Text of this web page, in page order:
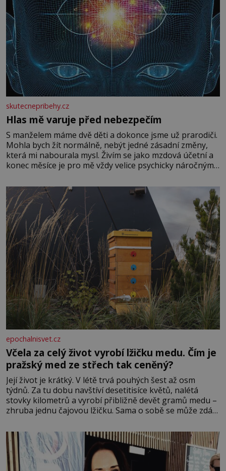
skutecnepribehy.cz
Hlas mě varuje před nebezpečím
S manželem máme dvě děti a dokonce jsme už prarodiči.
Mohla bych žít normálně, nebýt jedné zásadní změny,
která mi nabourala mysl. Živím se jako mzdová účetní a
konec měsíce je pro mě vždy velice psychicky náročným
dál častěji volá o pomoc, co se hlídání týče. Dalo by se
epochalnisvet.cz
Včela za celý život vyrobí lžičku medu. Čím je
pražský med ze střech tak ceněný?
Její život je krátký. V létě trvá pouhých šest až osm
týdnů. Za tu dobu navštíví desetitisíce květů, nalétá
stovky kilometrů a vyrobí přibližně devět gramů medu –
zhruba jednu čajovou lžičku. Sama o sobě se může zdát
tisíc příslušnic svého včelstva, vznikne jeden z
nejdokonalejších organismů